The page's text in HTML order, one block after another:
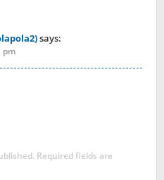
says:
pm
Required fields are